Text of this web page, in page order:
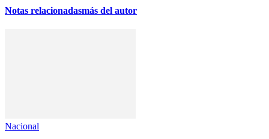
Notas relacionadasmás del autor
Nacional